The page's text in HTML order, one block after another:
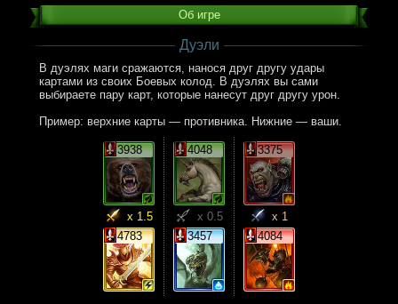
Об игре
Дуэли
В дуэлях маги сражаются, нанося друг другу удары
картами из своих Боевых колод. В дуэлях вы сами
выбираете пару карт, которые нанесут друг другу урон.
Пример: верхние карты — противника. Нижние — ваши.
3938
x 1.5
4783
4048
x 0.5
3457
3375
x 1
4084